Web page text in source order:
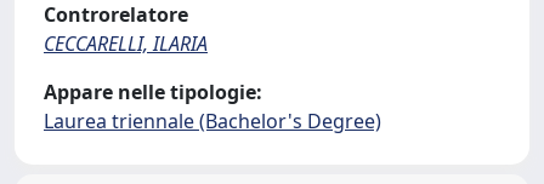
Controrelatore
CECCARELLI, ILARIA
Appare nelle tipologie:
Laurea triennale (Bachelor's Degree)